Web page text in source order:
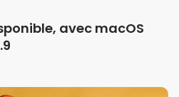
avec macOS